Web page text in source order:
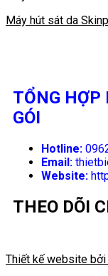
Máy hút sát da
TỔNG HỢP
GÓI
Hotline:
Email:
Website:
THEO DÕI
Thiết kế website bởi